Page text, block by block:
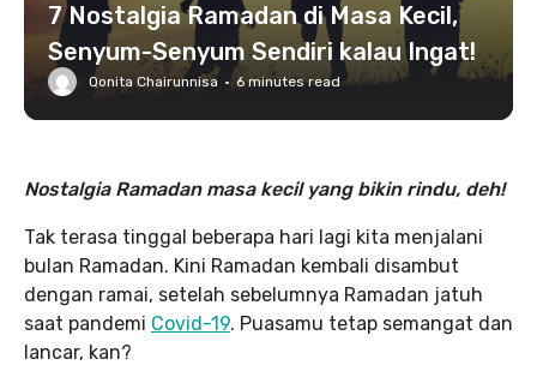
7 Nostalgia Ramadan di Masa Kecil,
Senyum-Senyum Sendiri kalau Ingat!
Qonita Chairunnisa · 6minutes read
Nostalgia Ramadan masa kecil yang bikin rindu, deh!
Tak terasa tinggal beberapa hari lagi kita menjalani
bulan Ramadan. Kini Ramadan kembali disambut
dengan ramai, setelah sebelumnya Ramadan jatuh
saat pandemi Covid-19. Puasamu tetap semangat dan
lancar, kan?